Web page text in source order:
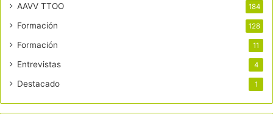
AAVV TTOO 184
Formación 128
Formación 11
Entrevistas 4
Destacado 1